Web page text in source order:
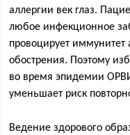
аллергии век глаз.
любое инфекционное
провоцирует иммунитет
обострения. Поэтому
во время эпидемии
уменьшает риск
Ведение здорового